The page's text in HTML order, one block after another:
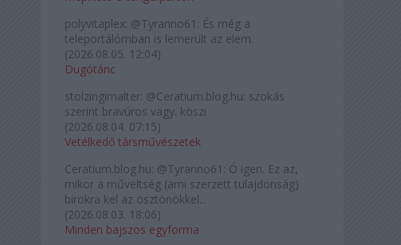
polyvitaplex: @Tyranno61: És még a
teleportálómban is lemerült az elem.
(2026.08.05. 12:04)
Dugótánc
stolzingimalter: @Ceratium.blog.hu: szokás
szerint bravúros vagy. köszi
(2026.08.04. 07:15)
Vetélkedő társművészetek
Ceratium.blog.hu: @Tyranno61: Ó igen. Ez az,
mikor a műveltség (ami szerzett tulajdonság)
birokra kel az ösztönökkel...
(2026.08.03. 18:06)
Minden bajszos egyforma